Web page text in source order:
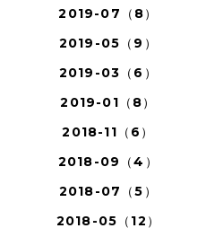
2019-07（8）
2019-05（9）
2019-03（6）
2019-01（8）
2018-11（6）
2018-09（4）
2018-07（5）
2018-05（12）